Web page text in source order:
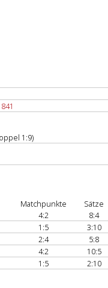
1:9)
Matchpunkte Sätze
4:2 8:4
1:5 3:10
2:4 5:8
4:2 10:5
1:5 2:10